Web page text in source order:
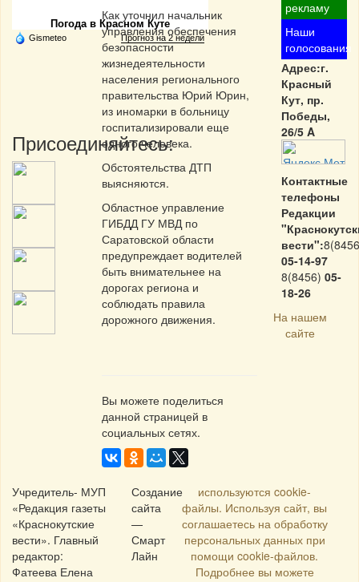
Погода в Красном Куте
Gismeteo Прогноз на 2 недели
Присоединяйтесь:
Как уточнил начальник
управления обеспечения
безопасности
жизнедеятельности
населения регионального
правительства Юрий Юрин,
из иномарки в больницу
госпитализировали еще
одного человека.
Обстоятельства ДТП
выясняются.
Областное управление
ГИБДД ГУ МВД по
Саратовской области
предупреждает водителей
быть внимательнее на
дорогах региона и
соблюдать правила
дорожного движения.
Вы можете поделиться
данной страницей в
социальных сетях.
рекламу
Наши
голосования
Адрес:г.
Красный
Кут, пр.
Победы,
26/5 A
Контактные
телефоны
Редакции
вести":
05-14-97
8(8456) 05-
18-26
Учредитель- МУП
«Редакция газеты
«Краснокутские
вести». Главный
редактор:
Фатеева Елена
Создание
сайта
—
Смарт
Лайн
На нашем
сайте
используются cookie-
файлы. Используя сайт, вы
соглашаетесь на обработку
персональных данных при
помощи cookie-файлов.
Подробнее вы можете